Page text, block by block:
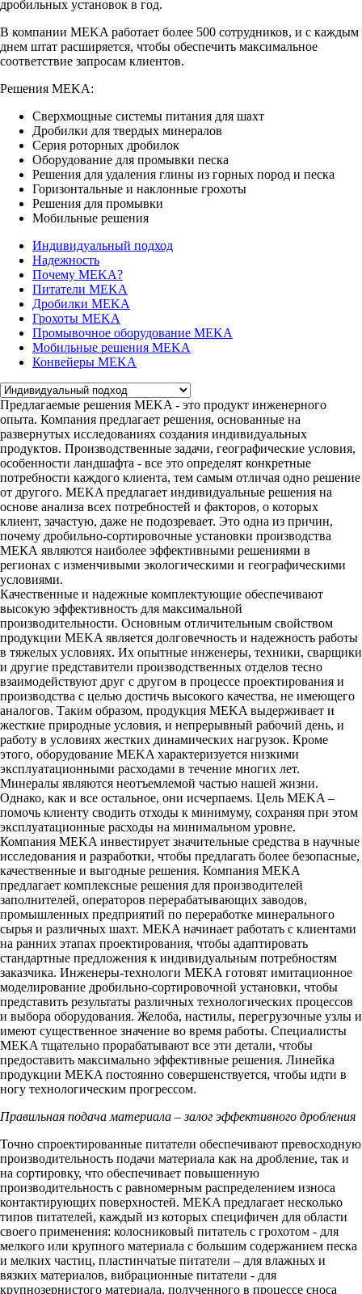
дробильных установок в год.
В компании MEKA работает более 500 сотрудников, и с каждым
днем штат расширяется, чтобы обеспечить максимальное
соответствие запросам клиентов.
Решения MEKA:
Сверхмощные системы питания для шахт
Дробилки для твердых минералов
Серия роторных дробилок
Оборудование для промывки песка
Решения для удаления глины из горных пород и песка
Горизонтальные и наклонные грохоты
Решения для промывки
Мобильные решения
Индивидуальный подход
Надежность
Почему MEKA?
Питатели MEKA
Дробилки MEKA
Грохоты MEKA
Промывочное оборудование MEKA
Мобильные решения MEKA
Конвейеры MEKA
Предлагаемые решения MEKA - это продукт инженерного
опыта. Компания предлагает решения, основанные на
развернутых исследованиях создания индивидуальных
продуктов. Производственные задачи, географические условия,
особенности ландшафта - все это определят конкретные
потребности каждого клиента, тем самым отличая одно решение
от другого. MEKA предлагает индивидуальные решения на
основе анализа всех потребностей и факторов, о которых
клиент, зачастую, даже не подозревает. Это одна из причин,
почему дробильно-сортировочные установки производства
МЕКА являются наиболее эффективными решениями в
регионах с изменчивыми экологическими и географическими
условиями.
Качественные и надежные комплектующие обеспечивают
высокую эффективность для максимальной
производительности. Основным отличительным свойством
продукции MEKA является долговечность и надежность работы
в тяжелых условиях. Их опытные инженеры, техники, сварщики
и другие представители производственных отделов тесно
взаимодействуют друг с другом в процессе проектирования и
производства с целью достичь высокого качества, не имеющего
аналогов. Таким образом, продукция MEKA выдерживает и
жесткие природные условия, и непрерывный рабочий день, и
работу в условиях жестких динамических нагрузок. Кроме
этого, оборудование MEKA характеризуется низкими
эксплуатационными расходами в течение многих лет.
Минералы являются неотъемлемой частью нашей жизни.
Однако, как и все остальное, они исчерпаемs. Цель MEKA –
помочь клиенту сводить отходы к минимуму, сохраняя при этом
эксплуатационные расходы на минимальном уровне.
Компания MEKA инвестирует значительные средства в научные
исследования и разработки, чтобы предлагать более безопасные,
качественные и выгодные решения. Компания MEKA
предлагает комплексные решения для производителей
заполнителей, операторов перерабатывающих заводов,
промышленных предприятий по переработке минерального
сырья и различных шахт. MEKA начинает работать с клиентами
на ранних этапах проектирования, чтобы адаптировать
стандартные предложения к индивидуальным потребностям
заказчика. Инженеры-технологи MEKA готовят имитационное
моделирование дробильно-сортировочной установки, чтобы
представить результаты различных технологических процессов
и выбора оборудования. Желоба, настилы, перегрузочные узлы и
имеют существенное значение во время работы. Специалисты
MEKA тщательно прорабатывают все эти детали, чтобы
предоставить максимально эффективные решения. Линейка
продукции MEKA постоянно совершенствуется, чтобы идти в
ногу технологическим прогрессом.
Правильная подача материала – залог эффективного дробления
Точно спроектированные питатели обеспечивают превосходную
производительность подачи материала как на дробление, так и
на сортировку, что обеспечивает повышенную
производительность с равномерным распределением износа
контактирующих поверхностей. MEKA предлагает несколько
типов питателей, каждый из которых специфичен для области
своего применения: колосниковый питатель с грохотом - для
мелкого или крупного материала с большим содержанием песка
и мелких частиц, пластинчатые питатели – для влажных и
вязких материалов, вибрационные питатели - для
крупнозернистого материала, полученного в процессе сноса